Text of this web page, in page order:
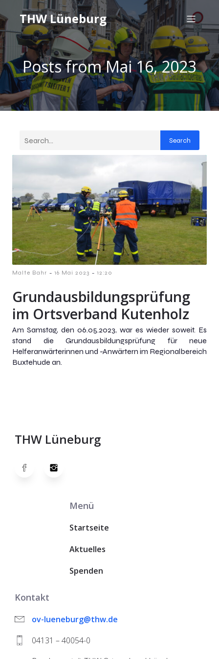
THW Lüneburg
Posts from Mai 16, 2023
Search
Malte Bahr - 16 Mai 2023 - 12:20
Grundausbildungsprüfung
im Ortsverband Kutenholz
Am Samstag, den 06.05.2023, war es wieder soweit. Es
stand die Grundausbildungsprüfung für neue
Helferanwärterinnen und -Anwärtern im Regionalbereich
Buxtehude an.
THW Lüneburg
Menü
Startseite
Aktuelles
Spenden
Kontakt
ov-lueneburg@thw.de
04131 – 40054-0